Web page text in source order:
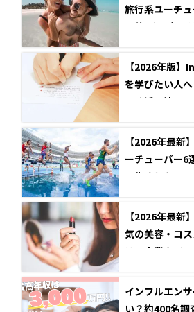
旅行系ユーチ
ンサー)12名と
【2026年版
を学びたい人
つく活用法と
【2026年最新
ーチューバー6
と失敗しない
【2026年最新
気の美容・コ
は？企業タイ
インフルエン
い？約400名調